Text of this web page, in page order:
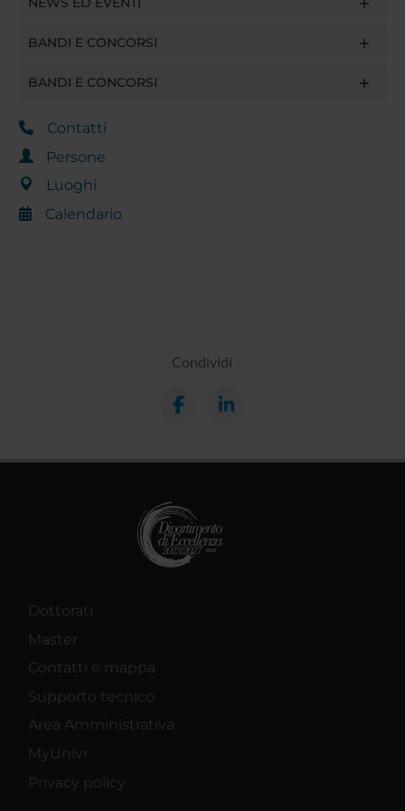
BANDI E CONCORSI
BANDI E CONCORSI
Contatti
Persone
Luoghi
Calendario
Condividi
Dottorati
Master
Contatti e mappa
Supporto tecnico
Area Amministrativa
MyUnivr
Privacy policy